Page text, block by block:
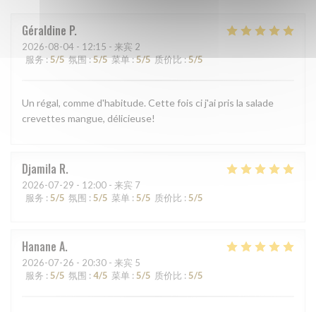
Géraldine P
2026-08-04 - 12:15 - 来宾 2
服务 : 5/5 氛围:5/5 菜单:5/5 质价比:5/5
Un régal, comme d'habitude. Cette fois ci j'ai pris la salade
crevettes mangue, délicieuse!
Djamila R
2026-07-29 - 12:00 - 来宾 7
服务 : 5/5 氛围 : 5/5 菜单 : 5/5 质价比 : 5/5
Hanane A
2026-07-26 - 20:30 - 来宾 5
服务 : 5/5 氛围 : 4/5 菜单 : 5/5 质价比 : 5/5